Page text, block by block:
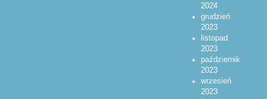
2024
grudzień
2023
listopad
2023
październik
2023
wrzesień
2023